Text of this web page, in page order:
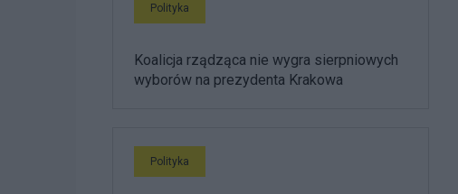
Polityka
Koalicja rządząca nie wygra sierpniowych
wyborów na prezydenta Krakowa
Polityka